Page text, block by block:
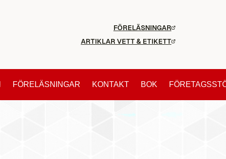
FÖRELÄSNINGAR
ARTIKLAR VETT & ETIKETT
FÖRELÄSNINGAR KONTAKT BOK